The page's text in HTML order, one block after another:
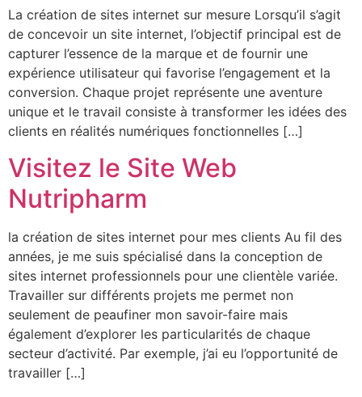
La création de sites internet sur mesure Lorsqu’il s’agit
de concevoir un site internet, l’objectif principal est de
capturer l’essence de la marque et de fournir une
expérience utilisateur qui favorise l’engagement et la
conversion. Chaque projet représente une aventure
unique et le travail consiste à transformer les idées des
clients en réalités numériques fonctionnelles […]
Visitez le Site Web
Nutripharm
la création de sites internet pour mes clients Au fil des
années, je me suis spécialisé dans la conception de
sites internet professionnels pour une clientèle variée.
Travailler sur différents projets me permet non
seulement de peaufiner mon savoir-faire mais
également d’explorer les particularités de chaque
secteur d’activité. Par exemple, j’ai eu l’opportunité de
travailler […]